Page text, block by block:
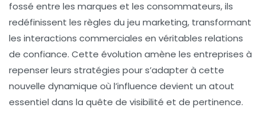
fossé entre les marques et les consommateurs, ils
redéfinissent les règles du jeu marketing, transformant
les interactions commerciales en véritables relations
de confiance. Cette évolution amène les entreprises à
repenser leurs stratégies pour s’adapter à cette
nouvelle dynamique où l’influence devient un atout
essentiel dans la quête de visibilité et de pertinence.